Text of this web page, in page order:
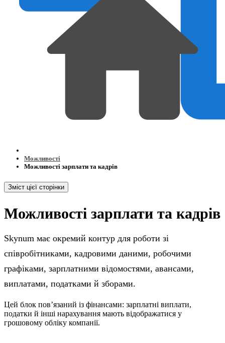
Можливості
Можливості зарплати та кадрів
Зміст цієї сторінки
Можливості зарплати та кадрів
Skynum має окремий контур для роботи зі
співробітниками, кадровими даними, робочими
графіками, зарплатними відомостями, авансами,
виплатами, податками й зборами.
Цей блок повʼязаний із фінансами: зарплатні виплати,
податки й інші нарахування мають відображатися у
грошовому обліку компанії.